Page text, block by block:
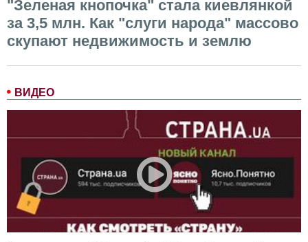
ВИДЕО
"Зеленая кнопочка" стала киевлянкой
за 3,5 млн. Как "слуги народа" массово
скупают недвижимость и землю